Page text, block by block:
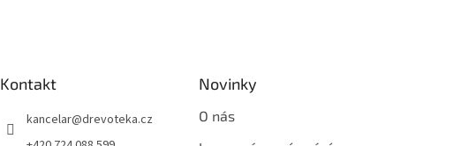
Kontakt
kancelar@drevoteka.cz
Novinky
O nás